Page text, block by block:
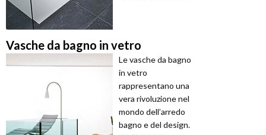
Vasche da bagno in vetro
Le vasche da bagno
in vetro
rappresentano una
vera rivoluzione nel
mondo dell’arredo
bagno e del design.